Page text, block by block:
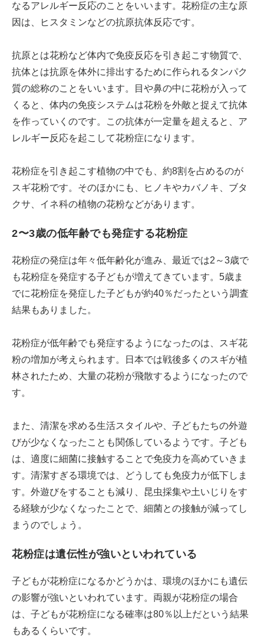
なるアレルギー反応のことをいいます。花粉症の主な原
因は、ヒスタミンなどの抗原抗体反応です。
抗原とは花粉など体内で免疫反応を引き起こす物質で、
抗体とは抗原を体外に排出するために作られるタンパク
質の総称のことをいいます。目や鼻の中に花粉が入って
くると、体内の免疫システムは花粉を外敵と捉えて抗体
を作っていくのです。この抗体が一定量を超えると、ア
レルギー反応を起こして花粉症になります。
花粉症を引き起こす植物の中でも、約8割を占めるのが
スギ花粉です。そのほかにも、ヒノキやカバノキ、ブタ
クサ、イネ科の植物の花粉などがあります。
2〜3歳の低年齢でも発症する花粉症
花粉症の発症は年々低年齢化が進み、最近では2～3歳で
も花粉症を発症する子どもが増えてきています。5歳ま
でに花粉症を発症した子どもが約40％だったという調査
結果もありました。
花粉症が低年齢でも発症するようになったのは、スギ花
粉の増加が考えられます。日本では戦後多くのスギが植
林されたため、大量の花粉が飛散するようになったので
す。
また、清潔を求める生活スタイルや、子どもたちの外遊
びが少なくなったことも関係しているようです。子ども
は、適度に細菌に接触することで免疫力を高めていきま
す。清潔すぎる環境では、どうしても免疫力が低下しま
す。外遊びをすることも減り、昆虫採集や土いじりをす
る経験が少なくなったことで、細菌との接触が減ってし
まうのでしょう。
花粉症は遺伝性が強いといわれている
子どもが花粉症になるかどうかは、環境のほかにも遺伝
の影響が強いといわれています。両親が花粉症の場合
は、子どもが花粉症になる確率は80％以上だという結果
もあるくらいです。